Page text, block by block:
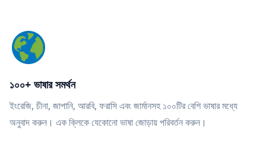
১০০+ ভাষার সমর্থন
ইংরেজি, চীনা, জাপানি, আরবি, ফরাসি এবং জার্মানসহ ১০০টির বেশি ভাষার মধ্যে
অনুবাদ করুন। এক ক্লিকে যেকোনো ভাষা জোড়ায় পরিবর্তন করুন।